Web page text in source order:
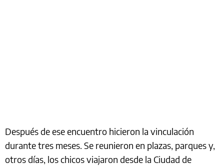
Después de ese encuentro hicieron la vinculación
durante tres meses. Se reunieron en plazas, parques y,
otros días, los chicos viajaron desde la Ciudad de